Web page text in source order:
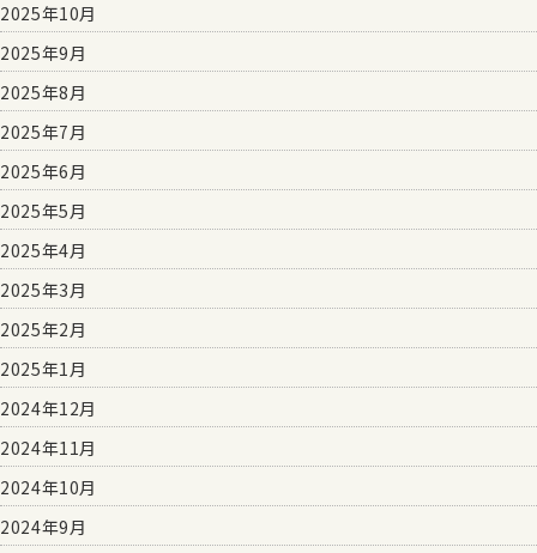
2025年10月
2025年9月
2025年8月
2025年7月
2025年6月
2025年5月
2025年4月
2025年3月
2025年2月
2025年1月
2024年12月
2024年11月
2024年10月
2024年9月